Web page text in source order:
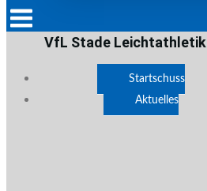
VfL Stade Leichtathletik
Startschuss
Aktuelles